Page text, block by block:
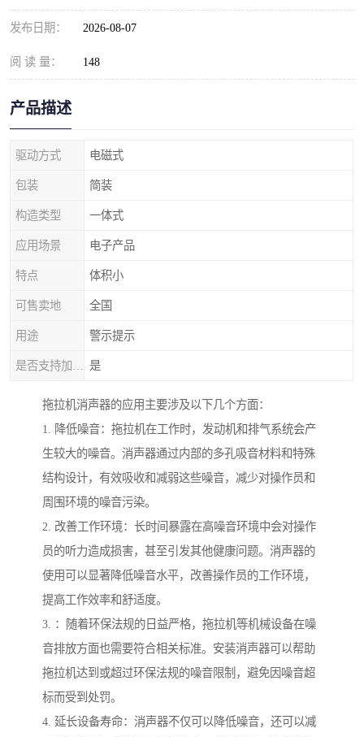
发布日期： 2026-08-07
阅 读 量： 148
产品描述
驱动方式 电磁式
包装 简装
构造类型 一体式
应用场景 电子产品
特点 体积小
可售卖地 全国
用途 警示提示
是
拖拉机消声器的应用主要涉及以下几个方面：
1. 降低噪音：拖拉机在工作时，发动机和排气系统会产
生较大的噪音。消声器通过内部的多孔吸音材料和特殊
结构设计，有效吸收和减弱这些噪音，减少对操作员和
周围环境的噪音污染。
2. 改善工作环境：长时间暴露在高噪音环境中会对操作
员的听力造成损害，甚至引发其他健康问题。消声器的
使用可以显著降低噪音水平，改善操作员的工作环境，
提高工作效率和舒适度。
3. ：随着环保法规的日益严格，拖拉机等机械设备在噪
音排放方面也需要符合相关标准。安装消声器可以帮助
拖拉机达到或超过环保法规的噪音限制，避免因噪音超
标而受到处罚。
4. 延长设备寿命：消声器不仅可以降低噪音，还可以减